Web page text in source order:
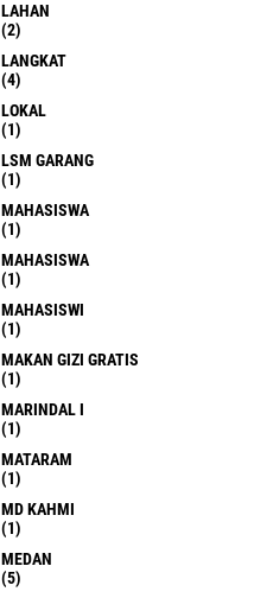
LAHAN
(2)
LANGKAT
(4)
LOKAL
(1)
LSM GARANG
(1)
MAHASISWA
(1)
MAHASISWA
(1)
MAHASISWI
(1)
MAKAN GIZI GRATIS
(1)
MARINDAL I
(1)
MATARAM
(1)
MD KAHMI
(1)
MEDAN
(5)